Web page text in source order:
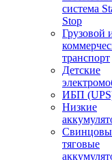
система
Stop
Грузовой
транспорт
Детские
ИБП
Низкие
тяговые